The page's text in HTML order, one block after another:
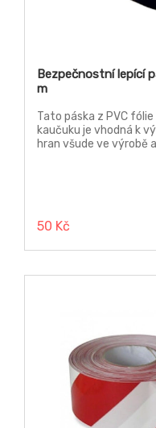
Bezpečnostní lepící
m
Tato páska z PVC
kaučuku je vhodná k
hran všude ve výrobě
50 Kč